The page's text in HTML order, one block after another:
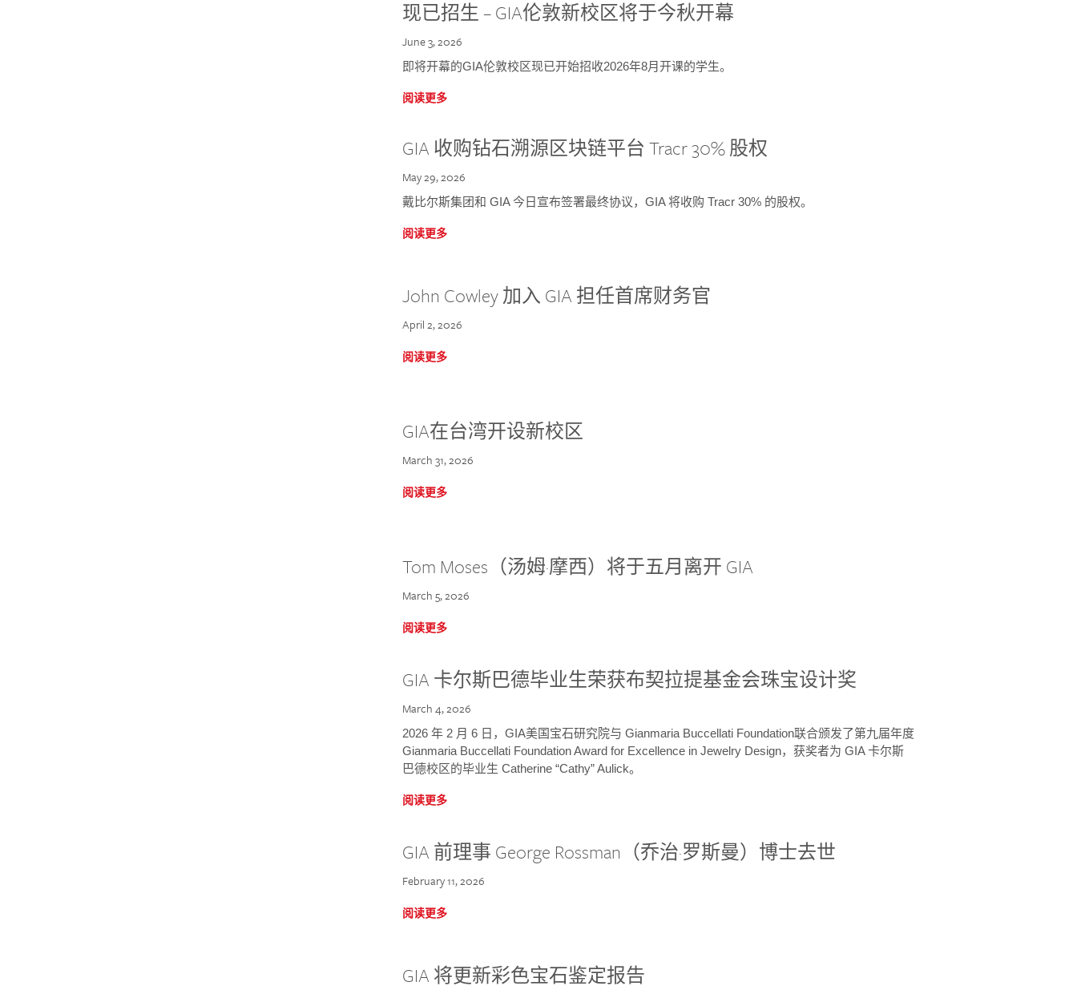
现已招生 – GIA伦敦新校区将于今秋开幕
June 3, 2026
即将开幕的GIA伦敦校区现已开始招收2026年8月开课的学生。
阅读更多
GIA 收购钻石溯源区块链平台 Tracr 30% 股权
May 29, 2026
戴比尔斯集团和 GIA 今日宣布签署最终协议，GIA 将收购 Tracr 30% 的股权。
阅读更多
John Cowley 加入 GIA 担任首席财务官
April 2, 2026
阅读更多
GIA在台湾开设新校区
March 31, 2026
阅读更多
Tom Moses（汤姆·摩西）将于五月离开 GIA
March 5, 2026
阅读更多
GIA 卡尔斯巴德毕业生荣获布契拉提基金会珠宝设计奖
March 4, 2026
2026 年 2 月 6 日，GIA美国宝石研究院与 Gianmaria Buccellati Foundation联合颁发了第九届年度
Gianmaria Buccellati Foundation Award for Excellence in Jewelry Design，获奖者为 GIA 卡尔斯
巴德校区的毕业生 Catherine “Cathy” Aulick。
阅读更多
GIA 前理事 George Rossman（乔治·罗斯曼）博士去世
February 11, 2026
阅读更多
GIA 将更新彩色宝石鉴定报告